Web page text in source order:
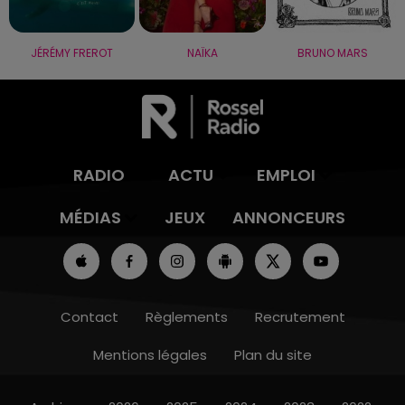
JÉRÉMY FREROT NAÏKA BRUNO MARS
RADIO ACTU
EMPLOI
MÉDIAS
JEUX ANNONCEURS
Contact Règlements
Recrutement
Mentions légales
Plan du site